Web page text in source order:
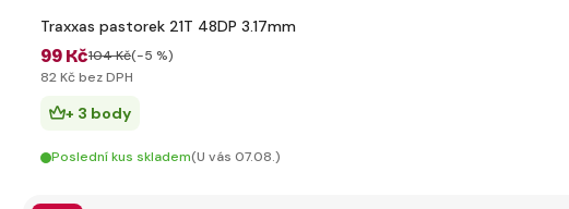
Traxxas pastorek 21T 48DP 3.17mm
99 Kč104 Kč(-5 %)
82 Kč bez DPH
+ 3 body
Poslední kus skladem(U vás 07.08.)